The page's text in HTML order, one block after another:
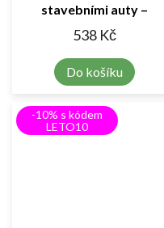
stavebními auty –
světelné letadlo se zvuky
a rampou
538 Kč
Do košíku
-10% s kódem
LETO10